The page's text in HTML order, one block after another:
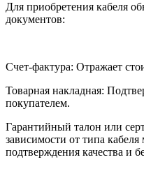
Для приобретения кабеля
документов:
Счет-фактура: Отражает
Товарная накладная:
покупателем.
Гарантийный талон или
зависимости от типа
подтверждения качества и